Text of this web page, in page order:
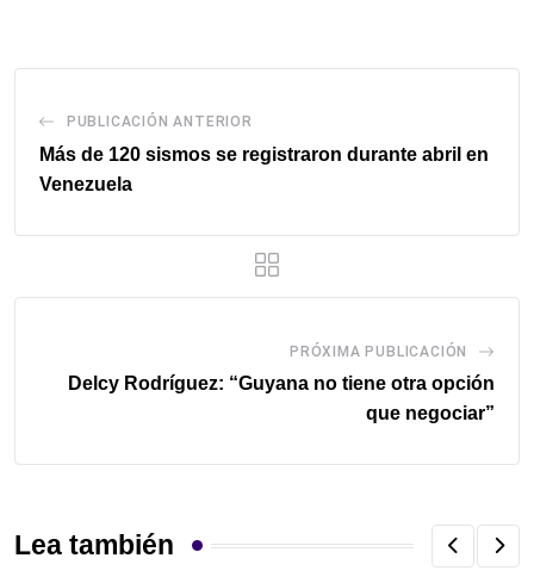
PUBLICACIÓN ANTERIOR
Más de 120 sismos se registraron durante abril en
Venezuela
PRÓXIMA PUBLICACIÓN
Delcy Rodríguez: “Guyana no tiene otra opción
que negociar”
Lea también